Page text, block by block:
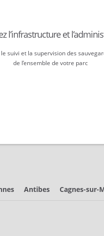
l’infrastructure et
suivi et la supervision des
de l’ensemble de votre parc
Antibes Cagnes-sur-